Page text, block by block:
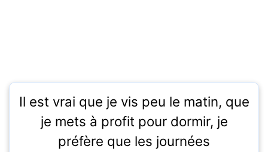
Il est vrai que je vis peu le matin, que
je mets à profit pour dormir, je
préfère que les journées